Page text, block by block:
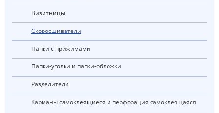
Визитницы
Скоросшиватели
Папки с прижимами
Папки-уголки и папки-обложки
Разделители
Карманы самоклеящиеся и перфорация самоклеящаяся